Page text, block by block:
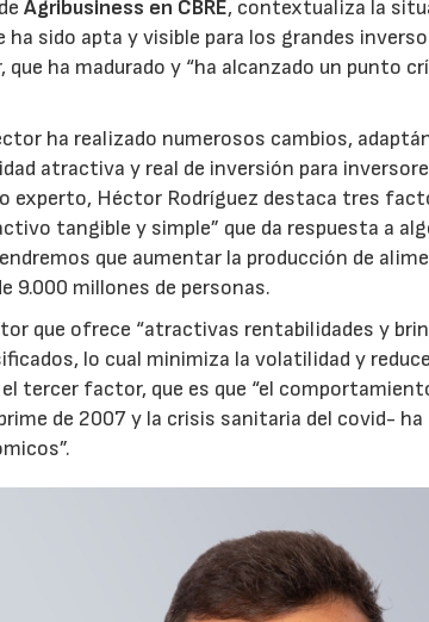
Agribusiness en CBRE, contextualiza la
ha sido apta y visible para los grandes
ha madurado y “ha alcanzado un punto
ha realizado numerosos cambios,
atractiva y real de inversión para
experto, Héctor Rodríguez destaca tres
tangible y simple” que da respuesta a
que aumentar la producción de
9.000 millones de personas.
que ofrece “atractivas rentabilidades y
lo cual minimiza la volatilidad y
el tercer factor, que es que “el
de 2007 y la crisis sanitaria del covid-